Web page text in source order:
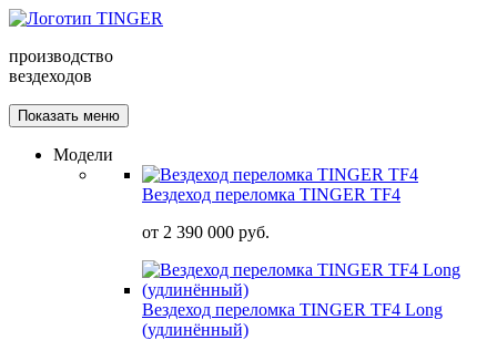
производство
вездеходов
Показать меню
Модели
Вездеход переломка TINGER TF4
от 2 390 000 руб.
Вездеход переломка TINGER TF4 Long
(удлинённый)